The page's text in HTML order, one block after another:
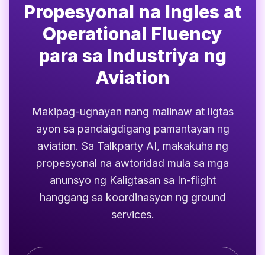
Propesyonal na Ingles at
Operational Fluency
para sa Industriya ng
Aviation
Makipag-ugnayan nang malinaw at ligtas
ayon sa pandaigdigang pamantayan ng
aviation. Sa Talkparty AI, makakuha ng
propesyonal na awtoridad mula sa mga
anunsyo ng Kaligtasan sa In-flight
hanggang sa koordinasyon ng ground
services.